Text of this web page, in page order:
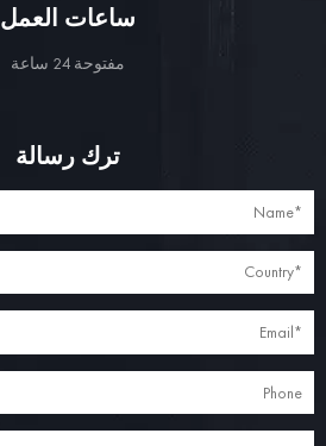
ساعات العمل
مفتوحة 24 ساعة
ترك رسالة